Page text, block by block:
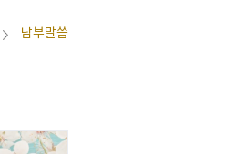
남부말씀